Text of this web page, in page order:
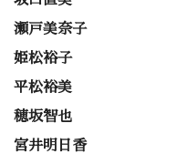
瀬戸美奈子
姫松裕子
平松裕美
穂坂智也
宮井明日香